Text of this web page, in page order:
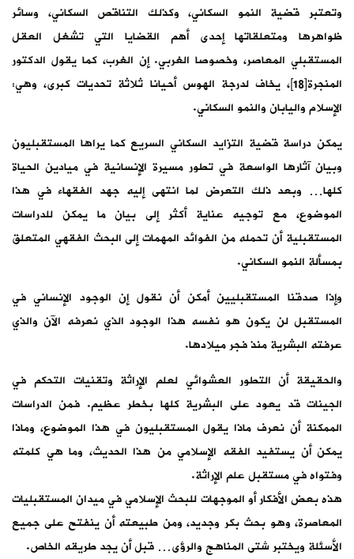
وتعتبر قضية النمو السكاني، وكذلك التناقص السكاني، وسائر
ظواهرها ومتعلقاتها إحدى أهم القضايا التي تشغل العقل
المستقبلي المعاصر، وخصوصا الغربي. إن الغرب، كما يقول الدكتور
المنجرة[18]، يخاف لدرجة الهوس أحيانا ثلاثة تحديات كبرى، وهي:
الإسلام واليابان والنمو السكاني.
يمكن دراسة قضية التزايد السكاني السريع كما يراها المستقبليون
وبيان آثارها الواسعة في تطور مسيرة الإنسانية في ميادين الحياة
كلها… وبعد ذلك التعرض لما انتهى إليه جهد الفقهاء في هذا
الموضوع، مع توجيه عناية أكثر إلى بيان ما يمكن للدراسات
المستقبلية أن تحمله من الفوائد المهمات إلى البحث الفقهي المتعلق
بمسألة النمو السكاني.
وإذا صدقنا المستقبليين أمكن أن نقول إن الوجود الإنساني في
المستقبل لن يكون هو نفسه هذا الوجود الذي نعرفه الآن والذي
عرفته البشرية منذ فجر ميلادها.
والحقيقة أن التطور العشوائي لعلم الإراثة وتقنيات التحكم في
الجينات قد يعود على البشرية كلها بخطر عظيم. فمن الدراسات
الممكنة أن نعرف ماذا يقول المستقبليون في هذا الموضوع، وماذا
يمكن أن يستفيد الفقه الإسلامي من هذا الحديث، وما هي كلمته
وفتواه في مستقبل علم الإراثة.
هذه بعض الأفكار أو الموجهات للبحث الإسلامي في ميدان المستقبليات
المعاصرة، وهو بحث بكر وجديد، ومن طبيعته أن ينفتح على جميع
الأسئلة ويختبر شتى المناهج والرؤى… قبل أن يجد طريقه الخاص.